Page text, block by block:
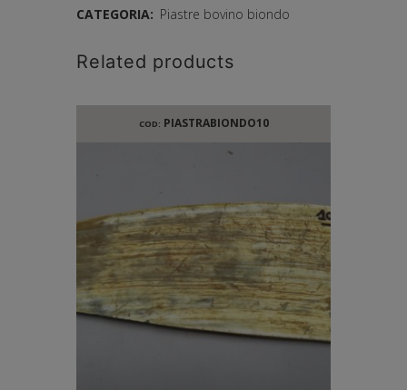
CATEGORIA: Piastre bovino biondo
Related products
COD: PIASTRABIONDO10